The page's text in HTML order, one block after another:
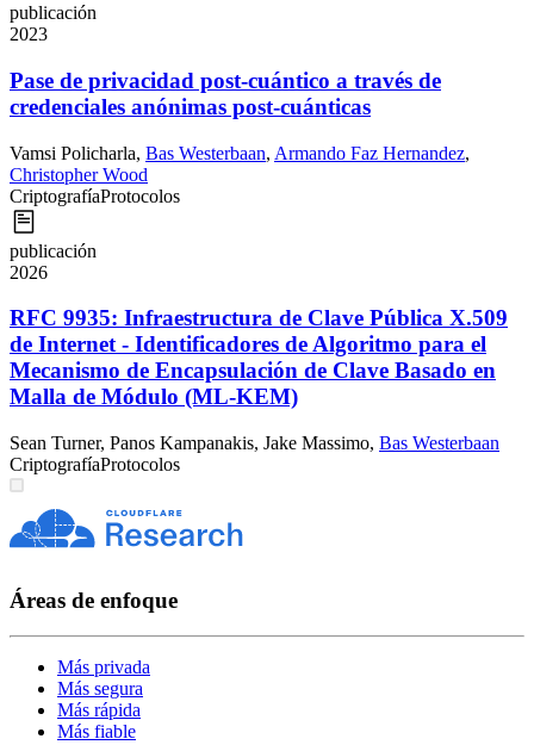
publicación
2023
Pase de privacidad post-cuántico a través de
credenciales anónimas post-cuánticas
Vamsi Policharla, Bas Westerbaan, Armando Faz Hernandez,
Christopher Wood
CriptografíaProtocolos
publicación
2026
RFC 9935: Infraestructura de Clave Pública X.509
de Internet - Identificadores de Algoritmo para el
Mecanismo de Encapsulación de Clave Basado en
Malla de Módulo (ML-KEM)
Sean Turner, Panos Kampanakis, Jake Massimo, Bas Westerbaan
CriptografíaProtocolos
Áreas de enfoque
Más privada
Más segura
Más rápida
Más fiable